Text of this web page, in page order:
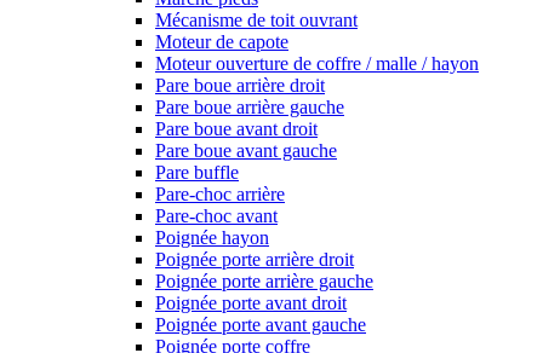
Mécanisme de toit ouvrant
Moteur de capote
Moteur ouverture de coffre / malle / hayon
Pare boue arrière droit
Pare boue arrière gauche
Pare boue avant droit
Pare boue avant gauche
Pare buffle
Pare-choc arrière
Pare-choc avant
Poignée hayon
Poignée porte arrière droit
Poignée porte arrière gauche
Poignée porte avant droit
Poignée porte avant gauche
Poignée porte coffre